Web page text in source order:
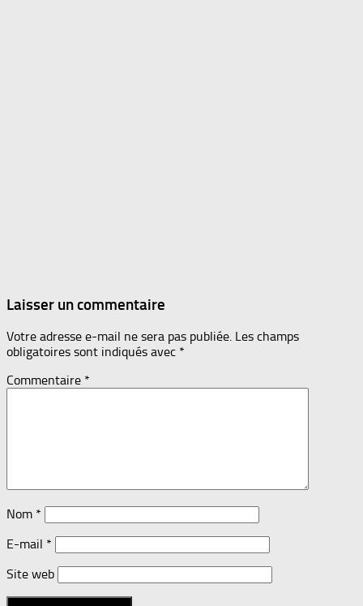
Laisser un commentaire
Votre adresse e-mail ne sera pas publiée. Les champs
obligatoires sont indiqués avec *
Commentaire *
Nom *
E-mail *
Site web